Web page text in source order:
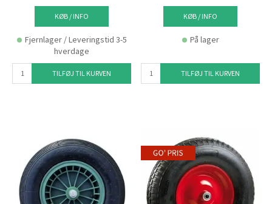
KØB / INFO
Fjernlager / Leveringstid 3-5
hverdage
TILFØJ TIL KURVEN
KØB / INFO
På lager
TILFØJ TIL KURVEN